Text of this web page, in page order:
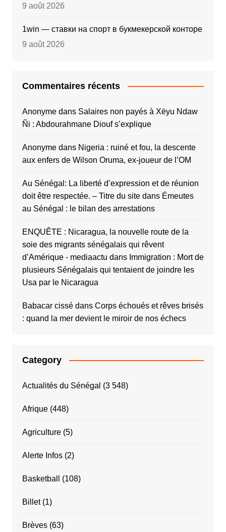
9 août 2026
1win — ставки на спорт в букмекерской конторе
9 août 2026
Commentaires récents
Anonymedans Salaires non payés à Xëyu Ndaw
Ñi : Abdourahmane Diouf s’explique
Anonymedans Nigeria : ruiné et fou, la descente
aux enfers de Wilson Oruma, ex-joueur de l’OM
Au Sénégal: La liberté d’expression et de réunion
doit être respectée. – Titre du sitedans Émeutes
au Sénégal : le bilan des arrestations
ENQUÊTE : Nicaragua, la nouvelle route de la
soie des migrants sénégalais qui rêvent
d’Amérique - mediaactu dans Immigration : Mort de
plusieurs Sénégalais qui tentaient de joindre les
Usa par le Nicaragua
Babacar cissédans Corps échoués et rêves brisés
: quand la mer devient le miroir de nos échecs
Category
Actualités du Sénégal (3 548)
Afrique(448)
Agriculture(5)
Alerte Infos(2)
Basketball (108)
Billet(1)
Brèves(63)